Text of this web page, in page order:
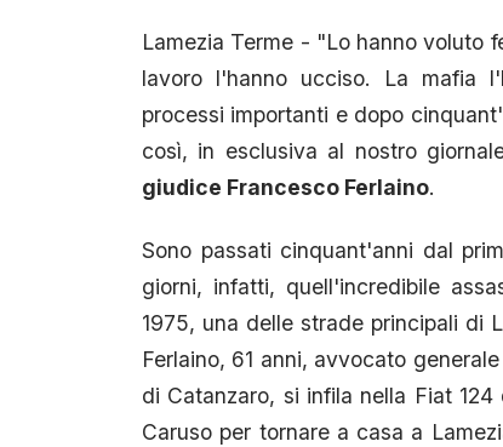
Lamezia Terme - "Lo hanno voluto
lavoro l'hanno ucciso. La mafia
processi importanti e dopo
così, in esclusiva al nostro
giudice Francesco Ferlaino.
Sono passati cinquant'anni dal
giorni, infatti, quell'incredibile
1975, una delle strade principali di
Ferlaino, 61 anni, avvocato
di Catanzaro, si infila nella Fiat
Caruso per tornare a casa a